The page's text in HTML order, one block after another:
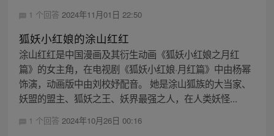
1 个回答 2024年11月01日 22:50
狐妖小红娘的涂山红红
涂山红红是中国漫画及其衍生动画《狐妖小红娘之月红
篇》的女主角，在电视剧《狐妖小红娘·月红篇》中由杨幂
饰演，动画版中由刘校妤配音。 她是涂山狐族的大当家、
妖盟的盟主、狐妖之王、妖界最强之人，在人类妖怪...
1 个回答 2024年10月26日 00:16